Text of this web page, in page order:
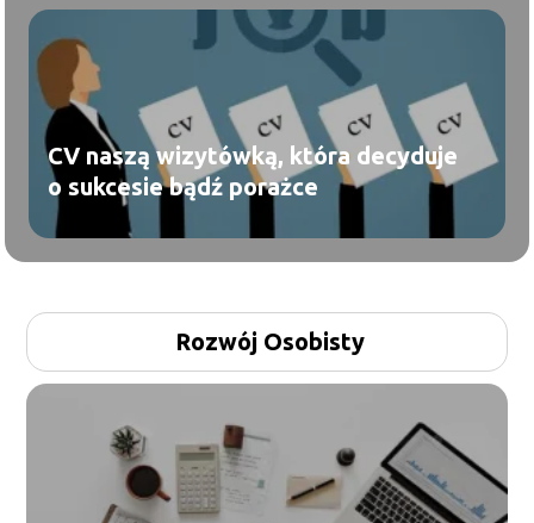
CV naszą wizytówką, która decyduje
o sukcesie bądź porażce
Rozwój Osobisty